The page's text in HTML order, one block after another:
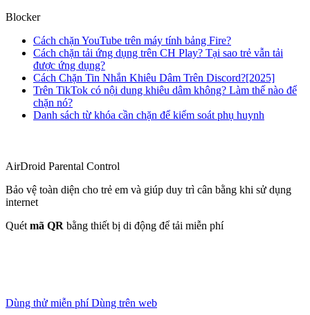
Blocker
Cách chặn YouTube trên máy tính bảng Fire?
Cách chặn tải ứng dụng trên CH Play? Tại sao trẻ vẫn tải
được ứng dụng?
Cách Chặn Tin Nhắn Khiêu Dâm Trên Discord?[2025]
Trên TikTok có nội dung khiêu dâm không? Làm thế nào để
chặn nó?
Danh sách từ khóa cần chặn để kiểm soát phụ huynh
AirDroid Parental Control
Bảo vệ toàn diện cho trẻ em và giúp duy trì cân bằng khi sử dụng
internet
Quét mã QR bằng thiết bị di động để tải miễn phí
Dùng thử miễn phíDùng trên web